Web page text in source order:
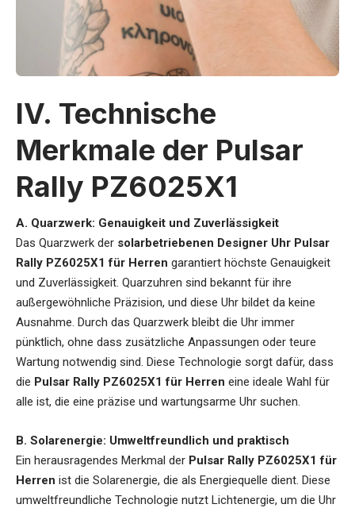
IV. Technische
Merkmale der Pulsar
Rally PZ6025X1
A. Quarzwerk: Genauigkeit und Zuverlässigkeit
Das Quarzwerk der solarbetriebenen Designer Uhr Pulsar
Rally PZ6025X1 für Herren garantiert höchste Genauigkeit
und Zuverlässigkeit. Quarzuhren sind bekannt für ihre
außergewöhnliche Präzision, und diese Uhr bildet da keine
Ausnahme. Durch das Quarzwerk bleibt die Uhr immer
pünktlich, ohne dass zusätzliche Anpassungen oder teure
Wartung notwendig sind. Diese Technologie sorgt dafür, dass
die Pulsar Rally PZ6025X1 für Herren eine ideale Wahl für
alle ist, die eine präzise und wartungsarme Uhr suchen.
B. Solarenergie: Umweltfreundlich und praktisch
Ein herausragendes Merkmal der Pulsar Rally PZ6025X1 für
Herren ist die Solarenergie, die als Energiequelle dient. Diese
umweltfreundliche Technologie nutzt Lichtenergie, um die Uhr